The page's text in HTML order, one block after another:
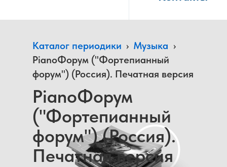
Каталог периодики › Музыка ›
PianoФорум ("Фортепианный
форум") (Россия). Печатная версия
PianoФорум
("Фортепианный
форум") (Россия).
Печатная версия